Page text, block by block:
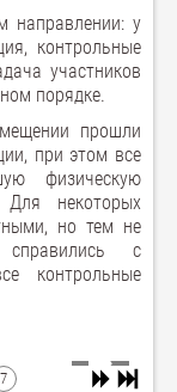
направлении: у
контрольные
участников
порядке.
прошли
при этом все
физическую
некоторых
но тем не
с
контрольные
7